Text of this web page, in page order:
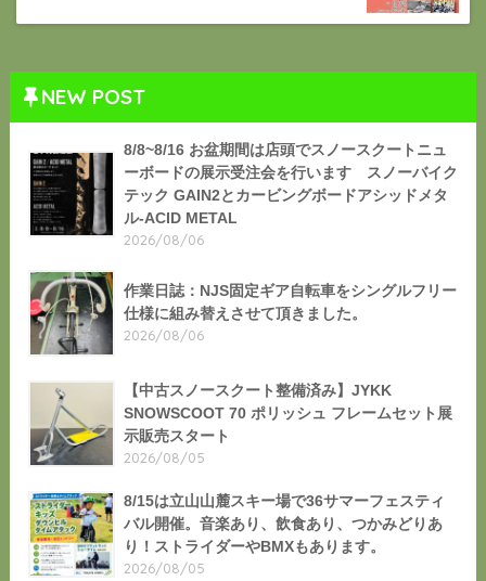
NEW POST
8/8~8/16 お盆期間は店頭でスノースクートニュ
ーボードの展示受注会を行います スノーバイク
テック GAIN2とカービングボードアシッドメタ
ル-ACID METAL
2026/08/06
作業日誌：NJS固定ギア自転車をシングルフリー
仕様に組み替えさせて頂きました。
2026/08/06
【中古スノースクート整備済み】JYKK
SNOWSCOOT 70 ポリッシュ フレームセット展
示販売スタート
2026/08/05
8/15は立山山麓スキー場で36サマーフェスティ
バル開催。音楽あり、飲食あり、つかみどりあ
り！ストライダーやBMXもあります。
2026/08/05